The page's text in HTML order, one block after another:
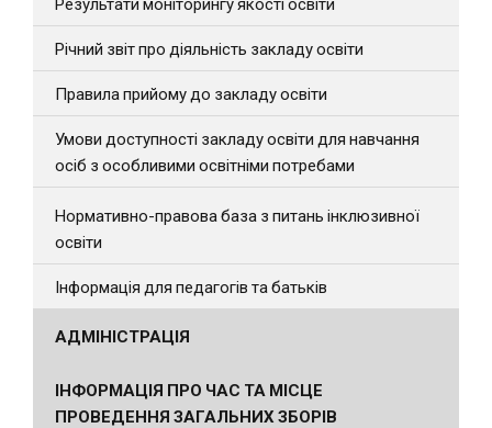
Річний звіт про діяльність закладу освіти
Правила прийому до закладу освіти
Умови доступності закладу освіти для навчання
осіб з особливими освітніми потребами
Нормативно-правова база з питань інклюзивної
освіти
Інформація для педагогів та батьків
АДМІНІСТРАЦІЯ
ІНФОРМАЦІЯ ПРО ЧАС ТА МІСЦЕ
ПРОВЕДЕННЯ ЗАГАЛЬНИХ ЗБОРІВ